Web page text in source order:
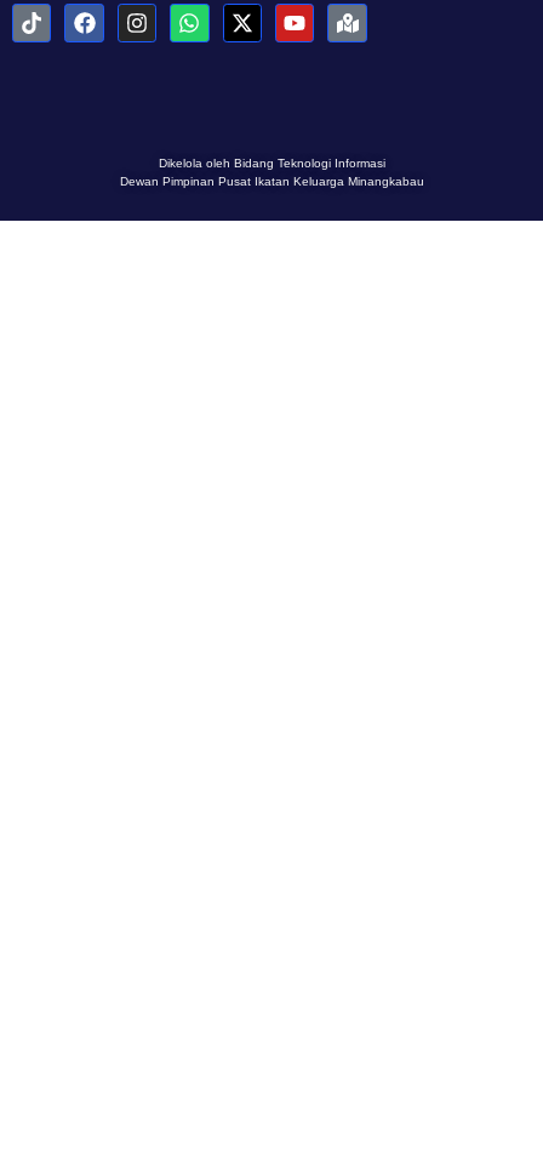
Dikelola oleh Bidang Teknologi Informasi
Dewan Pimpinan Pusat Ikatan Keluarga Minangkabau